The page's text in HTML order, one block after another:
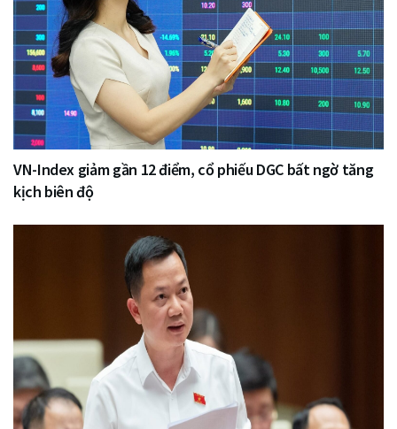
VN-Index giảm gần 12 điểm, cổ phiếu DGC bất ngờ tăng
kịch biên độ